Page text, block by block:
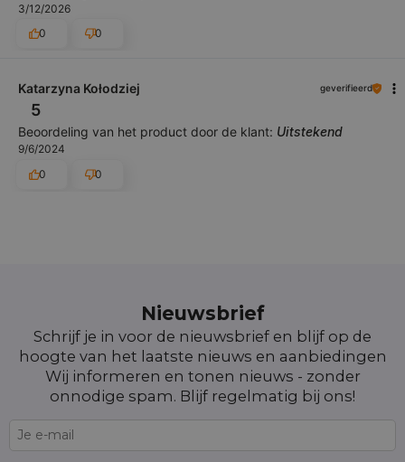
3/12/2026
0
0
Katarzyna Kołodziej geverifieerd
5
Beoordeling van het product door de klant: Uitstekend
9/6/2024
0
0
Nieuwsbrief
Schrijf je in voor de nieuwsbrief en blijf op de
hoogte van het laatste nieuws en aanbiedingen
Wij informeren en tonen nieuws - zonder
onnodige spam. Blijf regelmatig bij ons!